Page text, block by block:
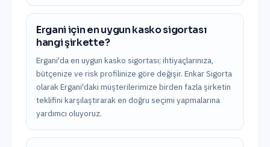
Ergani için en uygun kasko sigortası
hangi şirkette?
Ergani'da en uygun kasko sigortası; ihtiyaçlarınıza,
bütçenize ve risk profilinize göre değişir. Enkar Sigorta
olarak Ergani'daki müşterilerimize birden fazla şirketin
teklifini karşılaştırarak en doğru seçimi yapmalarına
yardımcı oluyoruz.